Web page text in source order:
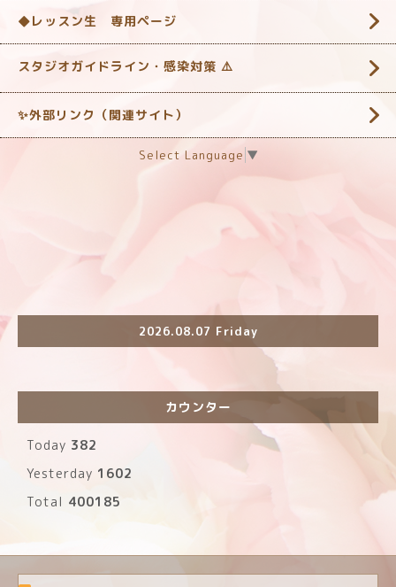
◆レッスン生 専用ページ
スタジオガイドライン・感染対策 ‎⚠️
✨外部リンク（関連サイト）
Select Language ▼
2026.08.07 Friday
カウンター
Today 382
Yesterday 1602
Total 400185